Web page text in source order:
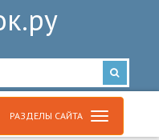
РАЗДЕЛЫ САЙТА